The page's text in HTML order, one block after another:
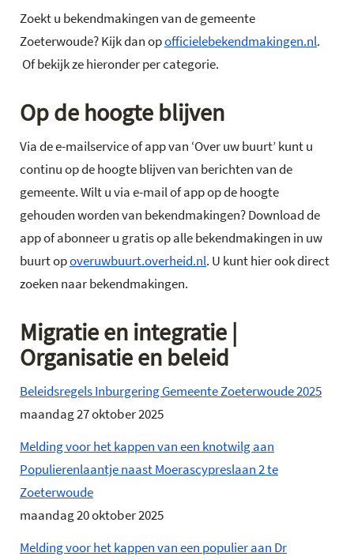
Zoekt u bekendmakingen van de gemeente
Zoeterwoude? Kijk dan opofficielebekendmakingen.nl.
Of bekijk ze hieronder per categorie.
Op de hoogte blijven
Via de e-mailservice of app van ‘Over uw buurt’ kunt u
continu op de hoogte blijven van berichten van de
gemeente. Wilt u via e-mail of app op de hoogte
gehouden worden van bekendmakingen? Download de
app of abonneer u gratis op alle bekendmakingen in uw
buurt opoveruwbuurt.overheid.nl. U kunt hier ook direct
zoeken naar bekendmakingen.
Migratie en integratie |
Organisatie en beleid
Beleidsregels Inburgering Gemeente Zoeterwoude 2025
maandag 27 oktober 2025
Melding voor het kappen van een knotwilg aan
Populierenlaantje naast Moerascypreslaan 2 te
Zoeterwoude
maandag 20 oktober 2025
Melding voor het kappen van een populier aan Dr